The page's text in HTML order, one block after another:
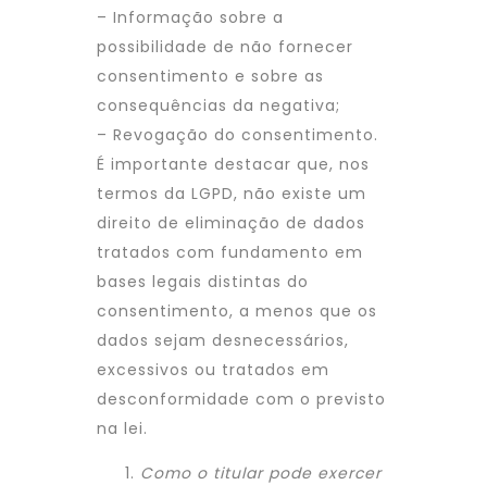
– Informação sobre a
possibilidade de não fornecer
consentimento e sobre as
consequências da negativa;
– Revogação do consentimento.
É importante destacar que, nos
termos da LGPD, não existe um
direito de eliminação de dados
tratados com fundamento em
bases legais distintas do
consentimento, a menos que os
dados sejam desnecessários,
excessivos ou tratados em
desconformidade com o previsto
na lei.
Como o titular pode exercer